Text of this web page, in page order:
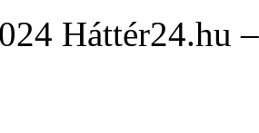
Háttér24.hu